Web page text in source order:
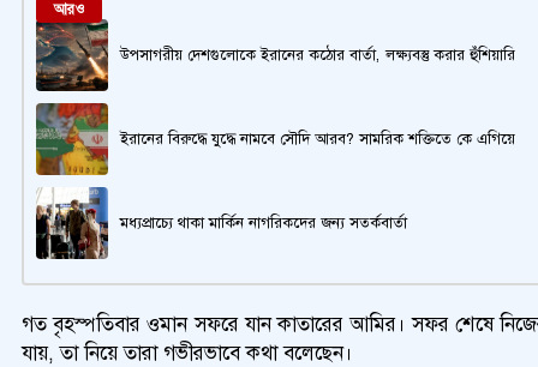
আরও
উপসাগরীয় দেশগুলোকে ইরানের কঠোর বার্তা, লক্ষ্যবস্তু করার হুঁশিয়ারি
ইরানের বিরুদ্ধে যুদ্ধে নামবে সৌদি আরব? সামরিক শক্তিতে কে এগিয়ে
মধ্যপ্রাচ্যে থাকা মার্কিন নাগরিকদের জন্য সতর্কবার্তা
গত বৃহস্পতিবার ওমান সফরে যান কাতারের আমির। সফর শেষে
যায়, তা নিয়ে তারা গভীরভাবে কথা বলেছেন।